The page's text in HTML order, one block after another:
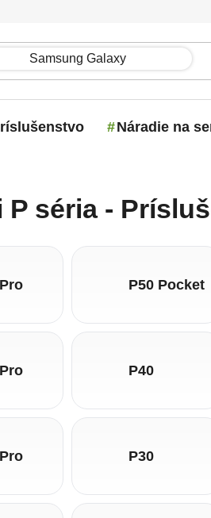
Náradie na
P séria -
P50 Pocket
P40
P30